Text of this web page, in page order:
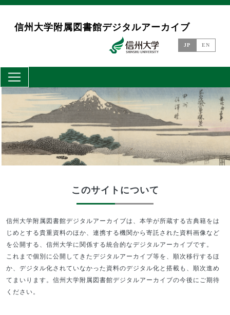
メインコンテンツに移動
信州大学附属図書館デジタルアーカイブ
JP EN
このサイトについて
信州大学附属図書館デジタルアーカイブは、本学が所蔵する古典籍をは
じめとする貴重資料のほか、連携する機関から寄託された資料画像など
を公開する、信州大学に関係する統合的なデジタルアーカイブです。
これまで個別に公開してきたデジタルアーカイブ等を、順次移行するほ
か、デジタル化されていなかった資料のデジタル化と搭載も、順次進め
てまいります。信州大学附属図書館デジタルアーカイブの今後にご期待
ください。